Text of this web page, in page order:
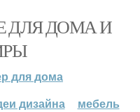
ДЛЯ ДОМА И
для дома
дизайна мебель